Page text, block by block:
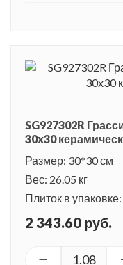
SG927302R
30x30
Размер: 30*30 см
Вес: 26.05 кг
Плиток в
2 343.60 руб.